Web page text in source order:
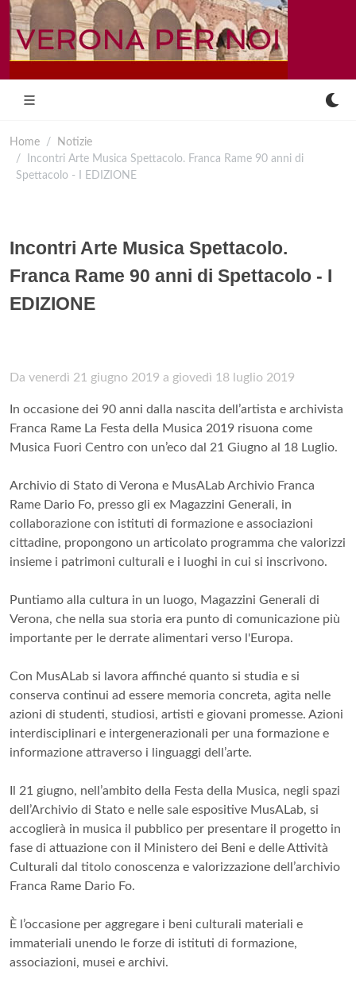
Home
Notizie
Incontri Arte Musica Spettacolo. Franca Rame 90 anni di
Spettacolo - I EDIZIONE
Incontri Arte Musica Spettacolo.
Franca Rame 90 anni di Spettacolo - I
EDIZIONE
Da venerdì 21 giugno 2019 a giovedì 18 luglio 2019
In occasione dei 90 anni dalla nascita dell’artista e archivista
Franca Rame La Festa della Musica 2019 risuona come
Musica Fuori Centro con un’eco dal 21 Giugno al 18 Luglio.
Archivio di Stato di Verona e MusALab Archivio Franca
Rame Dario Fo, presso gli ex Magazzini Generali, in
collaborazione con istituti di formazione e associazioni
cittadine, propongono un articolato programma che valorizzi
insieme i patrimoni culturali e i luoghi in cui si inscrivono.
Puntiamo alla cultura in un luogo, Magazzini Generali di
Verona, che nella sua storia era punto di comunicazione più
importante per le derrate alimentari verso l'Europa.
Con MusALab si lavora affinché quanto si studia e si
conserva continui ad essere memoria concreta, agìta nelle
azioni di studenti, studiosi, artisti e giovani promesse. Azioni
interdisciplinari e intergenerazionali per una formazione e
informazione attraverso i linguaggi dell’arte.
Il 21 giugno, nell’ambito della Festa della Musica, negli spazi
dell’Archivio di Stato e nelle sale espositive MusALab, si
accoglierà in musica il pubblico per presentare il progetto in
fase di attuazione con il Ministero dei Beni e delle Attività
Culturali dal titolo conoscenza e valorizzazione dell’archivio
Franca Rame Dario Fo.
È l’occasione per aggregare i beni culturali materiali e
immateriali unendo le forze di istituti di formazione,
associazioni, musei e archivi.